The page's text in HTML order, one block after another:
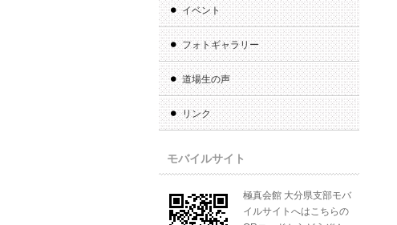
イベント
フォトギャラリー
道場生の声
リンク
モバイルサイト
極真会館 大分県支部モバ
イルサイトへはこちらの